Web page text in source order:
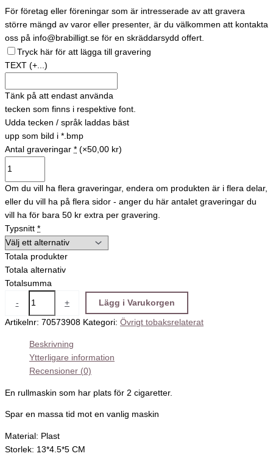
För företag eller föreningar som är intresserade av att gravera
större mängd av varor eller presenter, är du välkommen att kontakta
oss på info@brabilligt.se för en skräddarsydd offert.
Tryck här för att lägga till gravering
TEXT (+...)
Tänk på att endast använda
tecken som finns i respektive font.
Udda tecken / språk laddas bäst
upp som bild i *.bmp
Antal graveringar * (×50,00 kr)
Om du vill ha flera graveringar, endera om produkten är i flera delar,
eller du vill ha på flera sidor - anger du här antalet graveringar du
vill ha för bara 50 kr extra per gravering.
Typsnitt *
Totala produkter
Totala alternativ
Totalsumma
- + Lägg i Varukorgen
Artikelnr: 70573908 Kategori: Övrigt tobaksrelaterat
Beskrivning
Ytterligare information
Recensioner (0)
En rullmaskin som har plats för 2 cigaretter.
Spar en massa tid mot en vanlig maskin
Material: Plast
Storlek: 13*4.5*5 CM